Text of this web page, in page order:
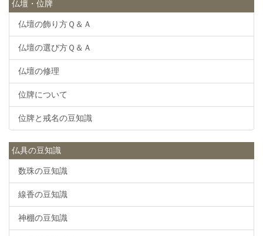
仏壇・位牌
仏壇の飾り方Ｑ＆Ａ
仏壇の選び方Ｑ＆Ａ
仏壇の修理
位牌について
位牌と戒名の豆知識
仏具の豆知識
数珠の豆知識
線香の豆知識
神棚の豆知識